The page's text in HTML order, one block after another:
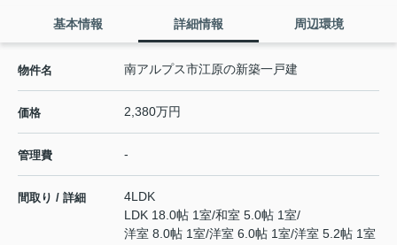
基本情報 詳細情報 周辺環境
物件名 南アルプス市江原の新築一戸建
価格 2,380万円
管理費 -
間取り / 詳細
4LDK
LDK 18.0帖 1室/和室 5.0帖 1室/
洋室 8.0帖 1室/洋室 6.0帖 1室/洋室 5.2帖 1室